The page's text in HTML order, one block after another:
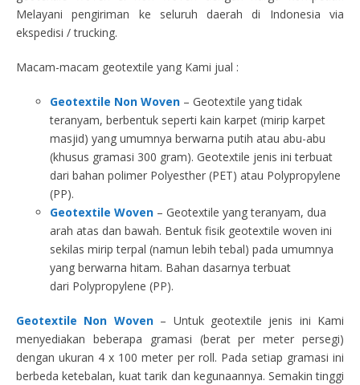
Melayani pengiriman ke seluruh daerah di Indonesia via
ekspedisi / trucking.
Macam-macam geotextile yang Kami jual :
Geotextile Non Woven – Geotextile yang tidak
teranyam, berbentuk seperti kain karpet (mirip karpet
masjid) yang umumnya berwarna putih atau abu-abu
(khusus gramasi 300 gram). Geotextile jenis ini terbuat
dari bahan polimer Polyesther (PET) atau Polypropylene
(PP).
Geotextile Woven – Geotextile yang teranyam, dua
arah atas dan bawah. Bentuk fisik geotextile woven ini
sekilas mirip terpal (namun lebih tebal) pada umumnya
yang berwarna hitam. Bahan dasarnya terbuat
dari Polypropylene (PP).
Geotextile Non Woven– Untuk geotextile jenis ini Kami
menyediakan beberapa gramasi (berat per meter persegi)
dengan ukuran 4 x 100 meter per roll. Pada setiap gramasi ini
berbeda ketebalan, kuat tarik dan kegunaannya. Semakin tinggi